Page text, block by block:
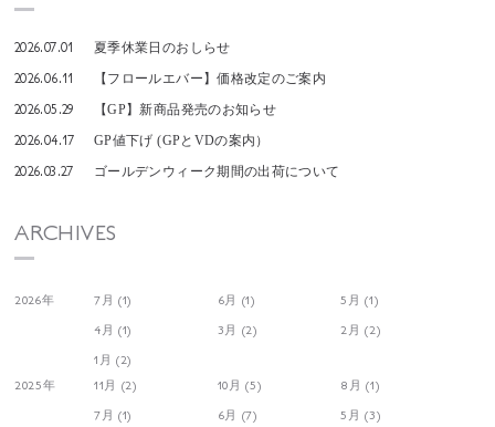
2026.07.01 夏季休業日のおしらせ
2026.06.11 【フロールエバー】価格改定のご案内
2026.05.29 【GP】新商品発売のお知らせ
2026.04.17 GP値下げ (GPとVDの案内）
2026.03.27 ゴールデンウィーク期間の出荷について
ARCHIVES
2026年 7月 (1) 6月 (1)
5月 (1)
4月 (1)
3月 (2)
2月 (2)
1月 (2)
2025年
11月 (2) 10月 (5)
8月 (1)
7月 (1)
6月 (7)
5月 (3)